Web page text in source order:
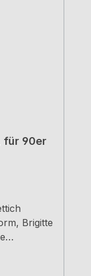
für 90er
Brigitte